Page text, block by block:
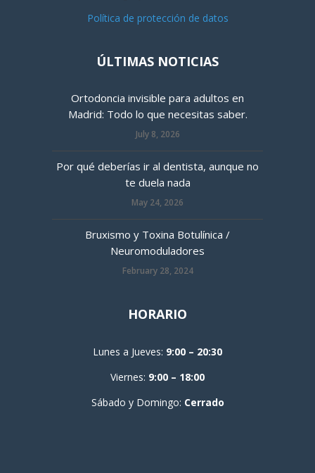
Política de protección de datos
ÚLTIMAS NOTICIAS
Ortodoncia invisible para adultos en
Madrid: Todo lo que necesitas saber.
July 8, 2026
Por qué deberías ir al dentista, aunque no
te duela nada
May 24, 2026
Bruxismo y Toxina Botulínica /
Neuromoduladores
February 28, 2024
HORARIO
Lunes a Jueves: 9:00 – 20:30
Viernes: 9:00 – 18:00
Sábado y Domingo: Cerrado